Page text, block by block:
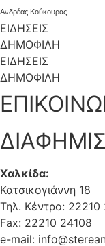
χλοοτάπητα στο γήπεδο
Χαλκίδας και τις
οι εργασίες. Πρόκειται
δώσει σημαντικές λύσεις
Ανδρέας Κούκουρας
ΕΙΔΗΣΕΙΣ
ΔΗΜΟΦΙΛΗ
ΕΙΔΗΣΕΙΣ
ΔΗΜΟΦΙΛΗ
Χαλκίδα:
Κατσικογιάννη 18
Τηλ. Κέντρο:
Fax: 22210 24108
e-mail: